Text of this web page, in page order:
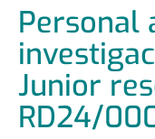
Personal
Junior
RD24/